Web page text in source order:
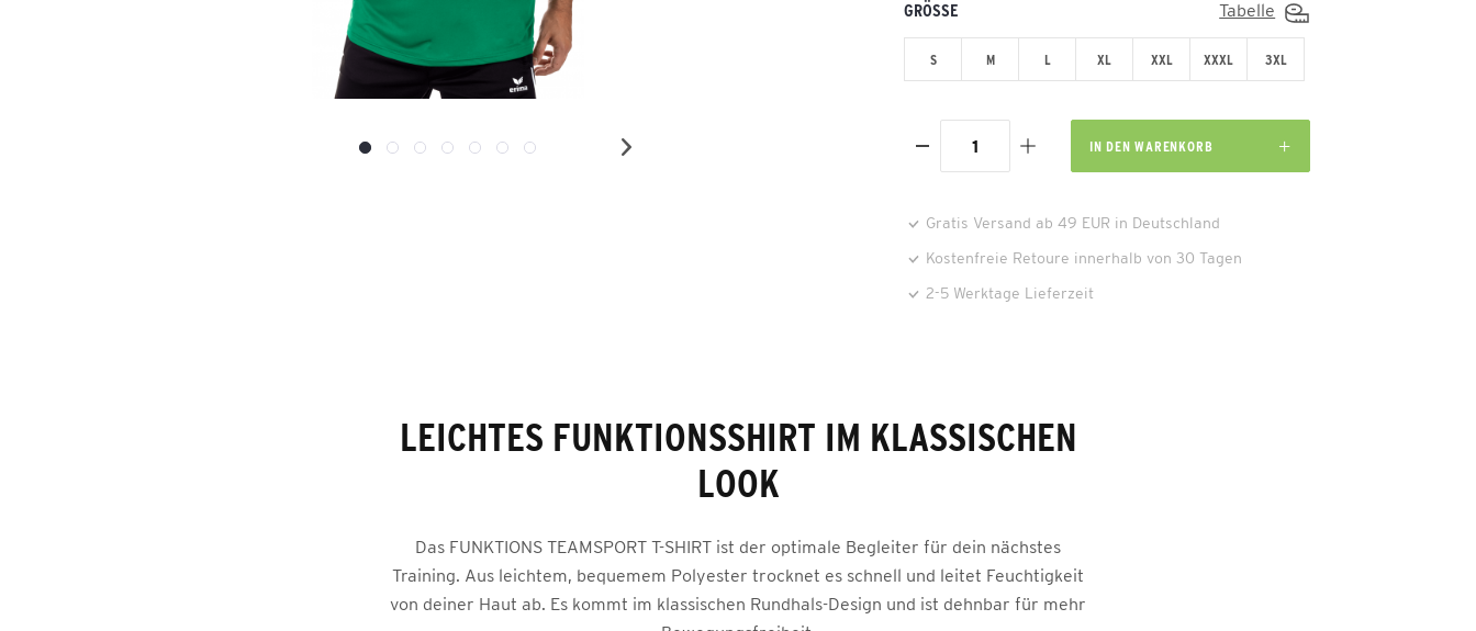
GRÖSSE Tabelle
S M L XL XXL XXXL 3XL
IN DEN WARENKORB
Gratis Versand ab 49 EUR in Deutschland
Kostenfreie Retoure innerhalb von 30 Tagen
2-5 Werktage Lieferzeit
LEICHTES FUNKTIONSSHIRT IM KLASSISCHEN
LOOK
Das FUNKTIONS TEAMSPORT T-SHIRT ist der optimale Begleiter für dein nächstes
Training. Aus leichtem, bequemem Polyester trocknet es schnell und leitet Feuchtigkeit
von deiner Haut ab. Es kommt im klassischen Rundhals-Design und ist dehnbar für mehr